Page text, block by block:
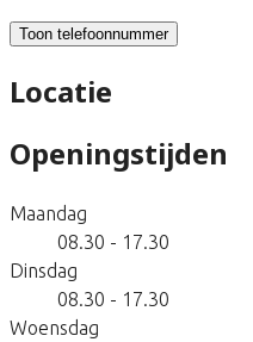
Toon telefoonnummer
Locatie
Openingstijden
Maandag
08.30 - 17.30
Dinsdag
08.30 - 17.30
Woensdag